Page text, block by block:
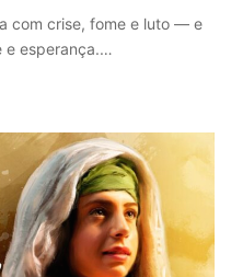
com crise, fome e luto — e
e esperança.…